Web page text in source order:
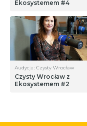
Ekosystemem #4
Audycja: Czysty Wrocław
Czysty Wrocław z
Ekosystemem #2